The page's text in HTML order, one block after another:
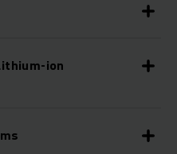
ion